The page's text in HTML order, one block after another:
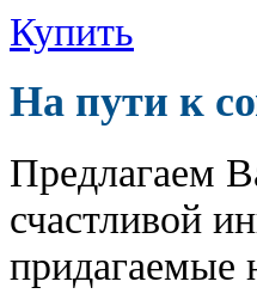
Купить
На пути к
Предлагаем
счастливой
придагаемые